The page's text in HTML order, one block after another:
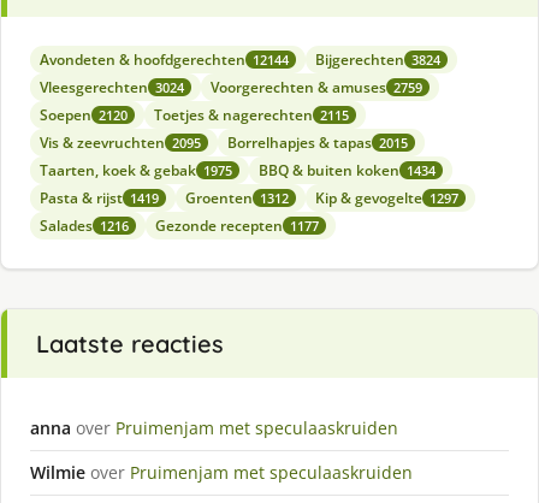
Avondeten & hoofdgerechten 12144 Bijgerechten 3824
Vleesgerechten 3024 Voorgerechten & amuses 2759
Soepen 2120 Toetjes & nagerechten 2115
Vis & zeevruchten 2095 Borrelhapjes & tapas 2015
Taarten, koek & gebak 1975 BBQ & buiten koken 1434
Pasta & rijst 1419 Groenten 1312 Kip & gevogelte 1297
Salades 1216 Gezonde recepten 1177
Laatste reacties
anna over Pruimenjam met speculaaskruiden
Wilmie over Pruimenjam met speculaaskruiden